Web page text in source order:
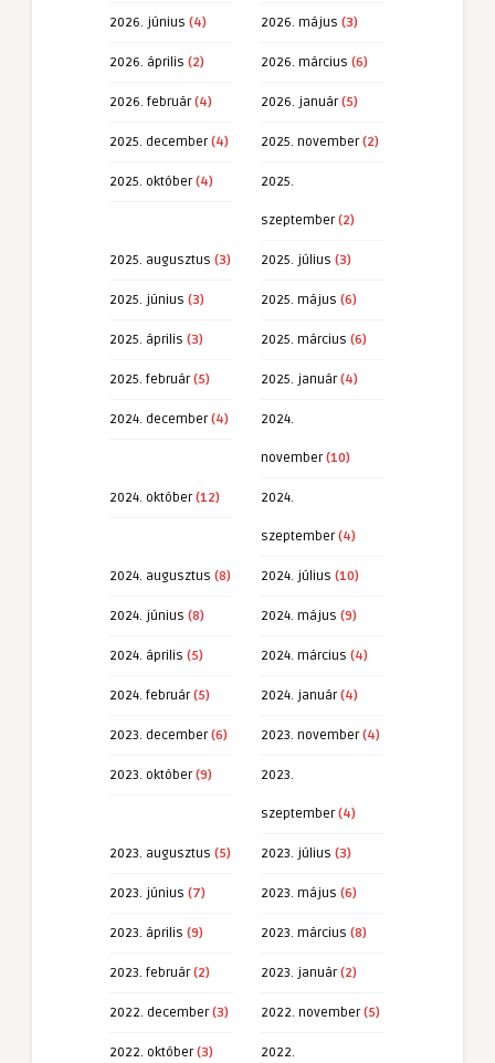
2026. június (4) 2026. május (3)
2026. április (2) 2026. március (6)
2026. február(4) 2026. január(5)
2025. december(4) 2025. november(2)
2025. október(4) 2025.
szeptember(2)
2025. augusztus (3) 2025. július (3)
2025. június (3) 2025. május (6)
2025. április (3) 2025. március (6)
2025. február(5) 2025. január(4)
2024. december(4) 2024.
november(10)
2024. október(12) 2024.
szeptember(4)
2024. augusztus (8) 2024. július (10)
2024. június (8) 2024. május (9)
2024. április (5) 2024. március (4)
2024. február(5) 2024. január(4)
2023. december(6) 2023. november(4)
2023. október(9) 2023.
szeptember(4)
2023. augusztus (5) 2023. július (3)
2023. június (7) 2023. május (6)
2023. április (9) 2023. március (8)
2023. február(2) 2023. január(2)
2022. december(3) 2022. november(5)
2022. október(3) 2022.